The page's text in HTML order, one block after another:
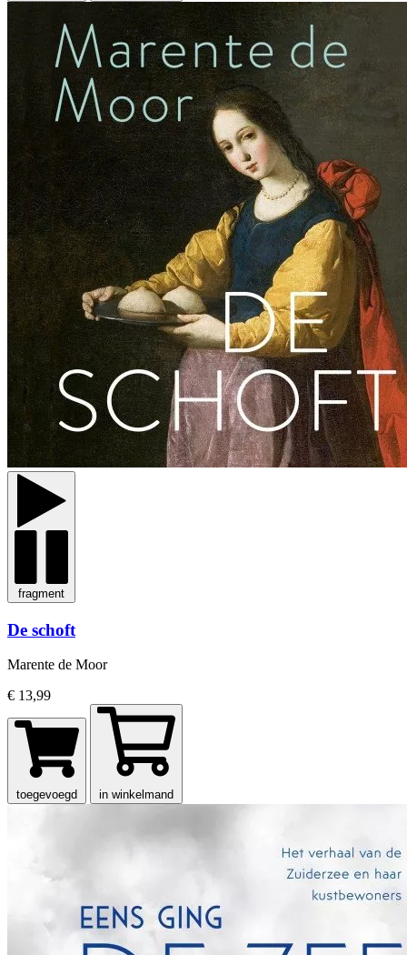
fragment
De schoft
Marente de Moor
€ 13,99
toegevoegd in winkelmand